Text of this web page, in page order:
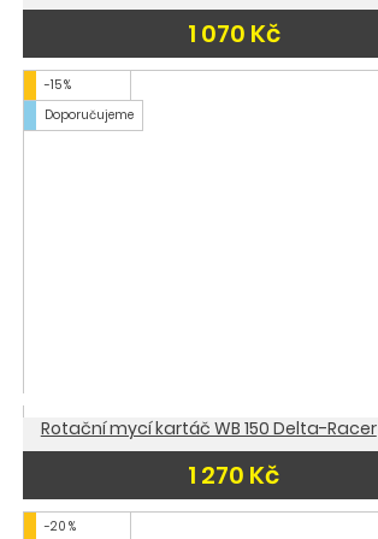
1 070 Kč
-15 %
Doporučujeme
Rotační mycí kartáč WB 150 Delta-Racer
1 270 Kč
-20 %